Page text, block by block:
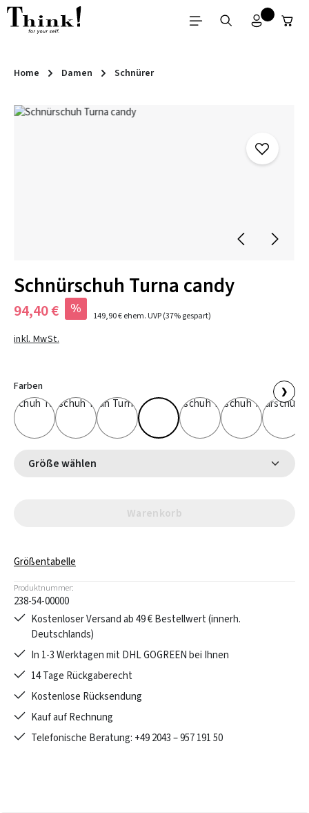
Zum Hauptinhalt springen
Home Damen Schnürer
Bildergalerie überspringen
Schnürschuh Turna candy
94,40 € % 149,90 €ehem. UVP(37% gespart)
inkl. MwSt.
Farben ❯
Größe wählen
Warenkorb
Größentabelle
Produktnummer:
238-54-00000
Kostenloser Versand ab 49 € Bestellwert (innerh.
Deutschlands)
In 1-3 Werktagen mit DHL GOGREEN bei Ihnen
14 Tage Rückgaberecht
Kostenlose Rücksendung
Kauf auf Rechnung
Telefonische Beratung: +49 2043 – 957 191 50